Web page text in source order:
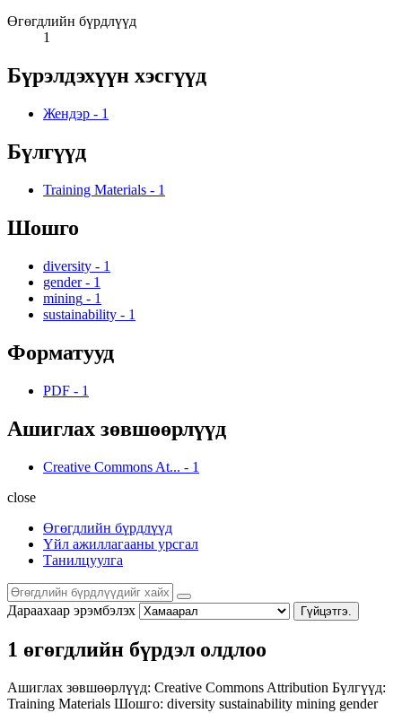
Өгөгдлийн бүрдлүүд
1
Бүрэлдэхүүн хэсгүүд
Жендэр - 1
Бүлгүүд
Training Materials - 1
Шошго
diversity - 1
gender - 1
mining - 1
sustainability - 1
Форматууд
PDF - 1
Ашиглах зөвшөөрлүүд
Creative Commons At... - 1
close
Өгөгдлийн бүрдлүүд
Үйл ажиллагааны урсгал
Танилцуулга
Дараахаар эрэмбэлэх Гүйцэтгэ.
1 өгөгдлийн бүрдэл олдлоо
Ашиглах зөвшөөрлүүд: Creative Commons Attribution Бүлгүүд:
Training Materials Шошго: diversity sustainability mining gender